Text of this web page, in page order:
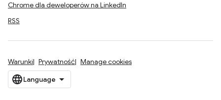
Chrome dla deweloperów na LinkedIn
RSS
Warunki Prywatność Manage cookies